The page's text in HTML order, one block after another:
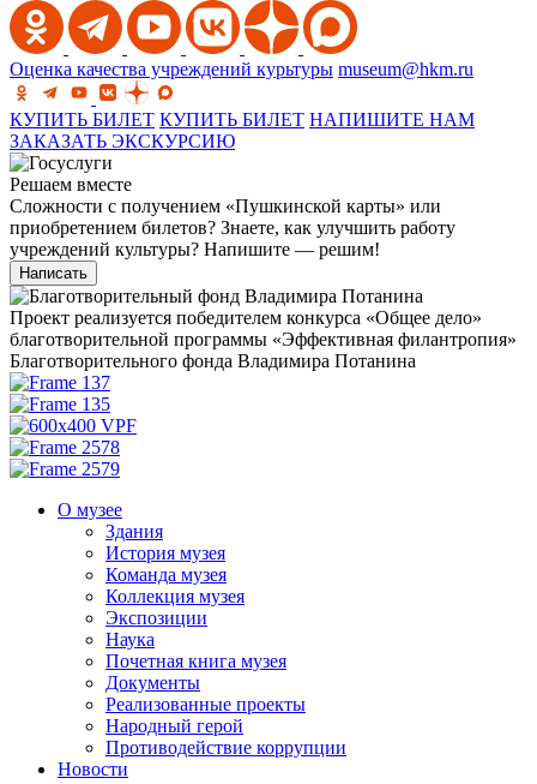
Оценка качества учреждений курьтуры museum@hkm.ru
КУПИТЬ БИЛЕТ КУПИТЬ БИЛЕТ НАПИШИТЕ НАМ
ЗАКАЗАТЬ ЭКСКУРСИЮ
Решаем вместе
Сложности с получением «Пушкинской карты» или
приобретением билетов? Знаете, как улучшить работу
учреждений культуры? Напишите — решим!
Написать
Проект реализуется победителем конкурса «Общее дело»
благотворительной программы «Эффективная филантропия»
Благотворительного фонда Владимира Потанина
О музее
Здания
История музея
Команда музея
Коллекция музея
Экспозиции
Наука
Почетная книга музея
Документы
Реализованные проекты
Народный герой
Противодействие коррупции
Новости